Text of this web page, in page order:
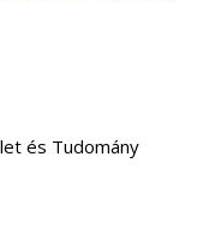
és Tudomány